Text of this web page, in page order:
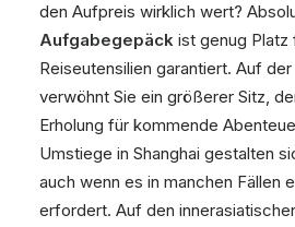
den Aufpreis wirklich wert?
Aufgabegepäck ist genug Platz
Reiseutensilien garantiert. Auf
verwöhnt Sie ein größerer Sitz,
Erholung für kommende
Umstiege in Shanghai gestalten
auch wenn es in manchen Fällen
erfordert. Auf den